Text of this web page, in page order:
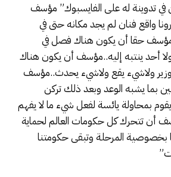
تدوينة له على الفايسبوك” مؤسف
واقع فنان لم يجد مكانه حتى في
حقا أن يكون هناك فصل في
أحد ينتبه إليه..مؤسف أن يكون هناك
ووزير ولاشيء يقع ولاشيء يحدث..مؤسف
بما يشبه الوعد وبعد ذلك تركن
بمحاولة يائسة لفعل شيء ما لا يفهم
أن تتحرك كل حكومات العالم لحماية
بخصوصية المرحلة وتبقى حكومتنا